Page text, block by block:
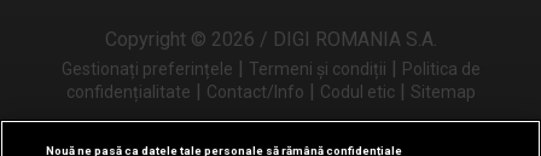
Copyright © 2026 / DIGI ROMANIA S.A.
Gestionați preferințele | Termeni și condiții | Politica de
confidențialitate | Contact/Info | Codul etic | Sitemap
Nouă ne pasă ca datele tale personale să rămână confidențiale